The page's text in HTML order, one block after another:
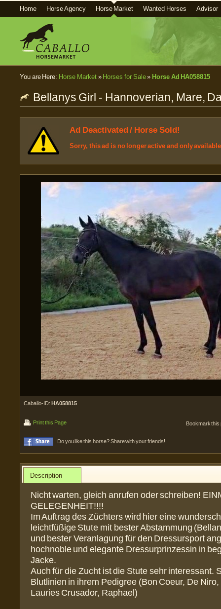
Home Horse Agency Horse Market Wanted Horses Advisor
You are Here: Horse Market» Horses for Sale» Horse Ad HA058815
Bellanys Girl - Hannoverian, Mare,
Ad Deactivated / Horse Sold!
Sorry, this ad is no longer active and only
Caballo-ID: HA058815
Print this Page Bookmark
Do you like this horse? Share with your friends!
Description
Nicht warten, gleich anrufen oder schreiben!
GELEGENHEIT!!!!
Im Auftrag des Züchters wird hier eine
leichtfüßige Stute mit bester Abstammung
und bester Veranlagung für den Dressursport
hochnoble und elegante Dressurprinzessin in
Jacke.
Auch für die Zucht ist die Stute sehr interessant.
Blutlinien in ihrem Pedigree (Bon Coeur, De
Lauries Crusador, Raphael)